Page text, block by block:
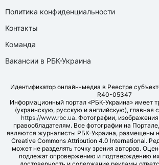
Политика конфиденциальности
Контакты
Команда
Вакансии в РБК-Украина
Идентификатор онлайн-медиа в Реестре
R40-05347
Информационный портал «РБК-Украина» имеет
(украинскую, русскую и английскую), главная
https://www.rbc.ua. Фотографии,
правообладателям. Все фотографии на
являются журналисты РБК-Украина, размещены
Creative Commons Attribution 4.0 International.
может не разделять точку зрения авторов.
подлежат опровержению и подтверждению